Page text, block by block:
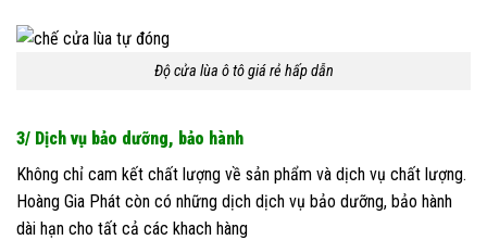
Độ cửa lùa ô tô giá rẻ hấp dẫn
3/ Dịch vụ bảo dưỡng, bảo hành
Không chỉ cam kết chất lượng về sản phẩm và dịch vụ chất lượng.
Hoàng Gia Phát còn có những dịch dịch vụ bảo dưỡng, bảo hành
dài hạn cho tất cả các khach hàng